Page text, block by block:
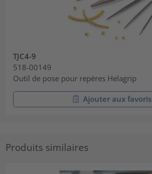
TJC4-9
518-00149
Outil de pose pour repères Helagrip
Ajouter aux favoris
Produits similaires